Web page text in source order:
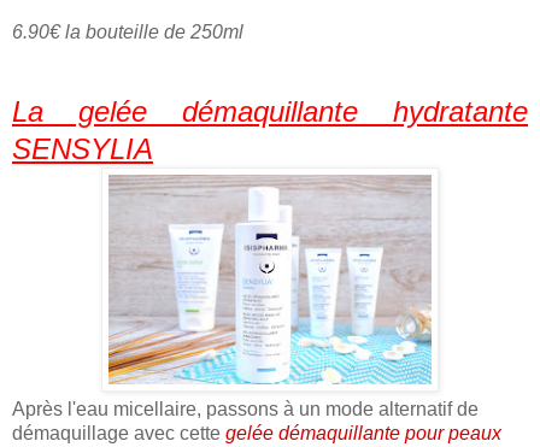
6.90€ la bouteille de 250ml
La gelée démaquillante hydratante
SENSYLIA
Après l'eau micellaire, passons à un mode alternatif de
démaquillage avec cette gelée démaquillante pour peaux